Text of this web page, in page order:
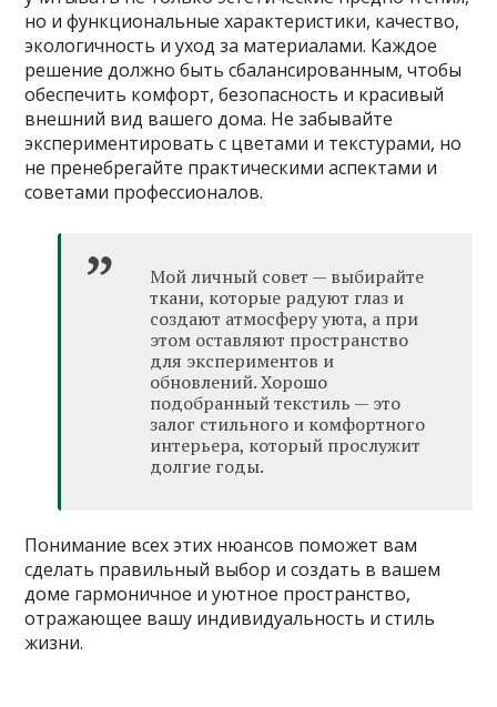
но и функциональные характеристики, качество,
экологичность и уход за материалами. Каждое
решение должно быть сбалансированным, чтобы
обеспечить комфорт, безопасность и красивый
внешний вид вашего дома. Не забывайте
экспериментировать с цветами и текстурами, но
не пренебрегайте практическими аспектами и
советами профессионалов.
Мой личный совет — выбирайте
ткани, которые радуют глаз и
создают атмосферу уюта, а при
этом оставляют пространство
для экспериментов и
обновлений. Хорошо
подобранный текстиль — это
залог стильного и комфортного
интерьера, который прослужит
долгие годы.
Понимание всех этих нюансов поможет вам
сделать правильный выбор и создать в вашем
доме гармоничное и уютное пространство,
отражающее вашу индивидуальность и стиль
жизни.